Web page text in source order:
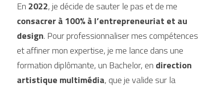
En 2022
consacrer à 100% à l’entrepreneuriat et au
design. Pour professionnaliser mes compétences
et affiner mon expertise, je me lance dans une
formation diplômante, un Bachelor, en direction
artistique multimédia, que je valide sur la